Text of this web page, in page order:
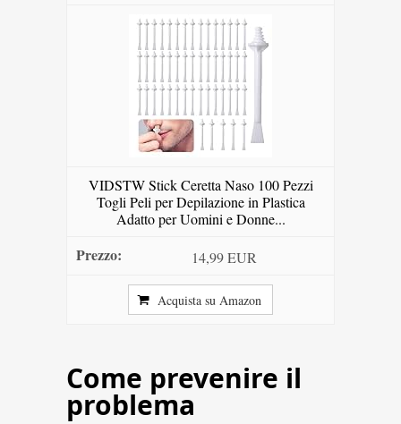
VIDSTW Stick Ceretta Naso 100 Pezzi
Togli Peli per Depilazione in Plastica
Adatto per Uomini e Donne...
14,99 EUR
Acquista su Amazon
Come prevenire il
problema